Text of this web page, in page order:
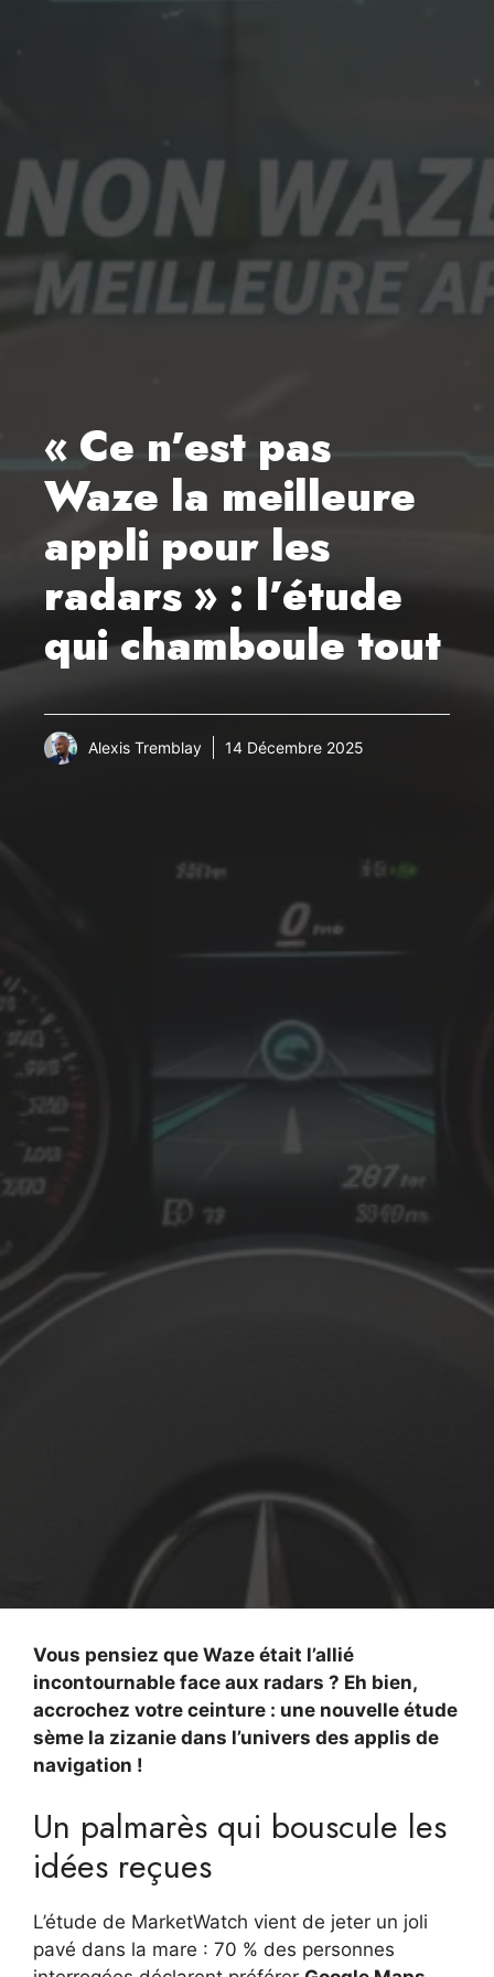
« Ce n’est pas
Waze la meilleure
appli pour les
radars » : l’étude
qui chamboule tout
Alexis Tremblay 14 Décembre 2025
Vous pensiez que Waze était l’allié
incontournable face aux radars ? Eh bien,
accrochez votre ceinture : une nouvelle étude
sème la zizanie dans l’univers des applis de
navigation !
Un palmarès qui bouscule les
idées reçues
L’étude de MarketWatch vient de jeter un joli
pavé dans la mare : 70 % des personnes